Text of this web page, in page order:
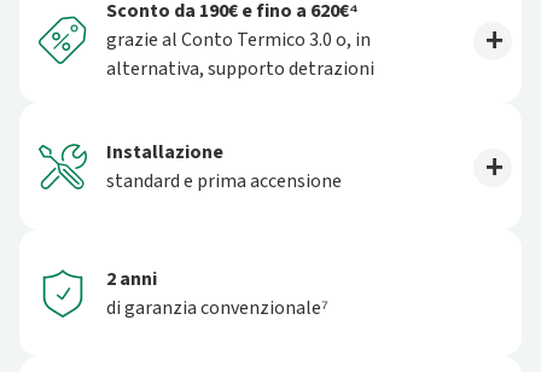
Sconto da 190€ e fino a 620€⁴
grazie al Conto Termico 3.0 o, in
alternativa, supporto detrazioni
Installazione
standard e prima accensione
2 anni
di garanzia convenzionale⁷